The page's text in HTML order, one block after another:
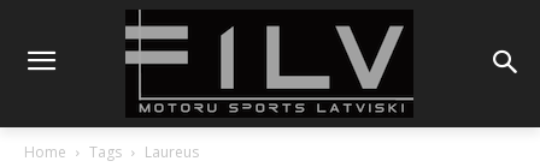
Home Tags Laureus